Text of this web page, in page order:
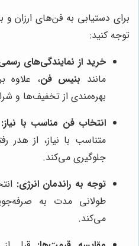
برای دستیابی به فن‌های ارزان و
توجه کنید:
خرید از نمایندگی‌های
مانند بنیس فن، علاوه
بهره‌مندی از تخفیف‌ها و
انتخاب فن مناسب با نیاز:
متناسب با نیاز، از هدر
جلوگیری می‌کند.
توجه به راندمان انرژی:
طولانی مدت به
می‌کند.